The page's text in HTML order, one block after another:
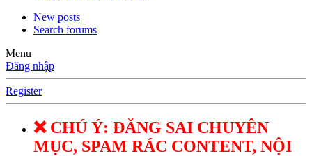
New posts
Search forums
Menu
Đăng nhập
Register
❌ CHÚ Ý: ĐĂNG SAI CHUYÊN
MỤC, SPAM RÁC CONTENT, NỘI